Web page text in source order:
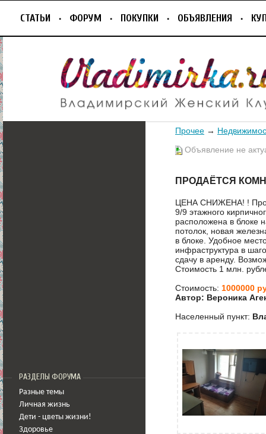
СТАТЬИ ФОРУМ ПОКУПКИ ОБЪЯВЛЕНИЯ
РАЗДЕЛЫ ФОРУМА
Разные темы
Личная жизнь
Дети - цветы жизни!
Здоровье
Прочее →
Объявление не
ПРОДАЁТСЯ
ЦЕНА СНИЖЕНА! !
9/9 этажного
расположена в блоке
потолок, новая
в блоке. Удобное
инфраструктура в
сдачу в аренду.
Стоимость 1 млн.
Стоимость: 1000000
Автор: Вероника
Населенный пункт: